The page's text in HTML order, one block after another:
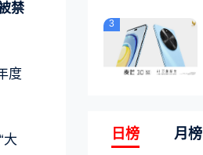
禁
度
大
3
日榜 月榜